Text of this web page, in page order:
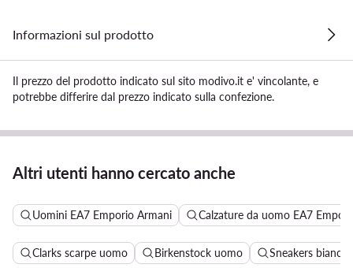
Informazioni sul prodotto
Il prezzo del prodotto indicato sul sito modivo.it e' vincolante, e
potrebbe differire dal prezzo indicato sulla confezione.
Altri utenti hanno cercato anche
Uomini EA7 Emporio Armani Calzature da uomo EA7
Clarks scarpe uomo Birkenstock uomo Sneakers